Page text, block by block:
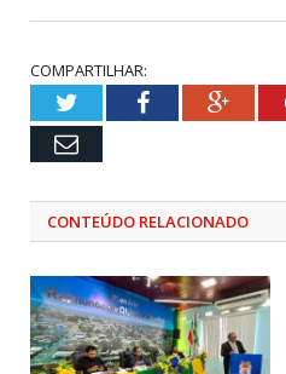
COMPARTILHAR:
TwitterFacebook
Email
CONTEÚDO RELACIONADO